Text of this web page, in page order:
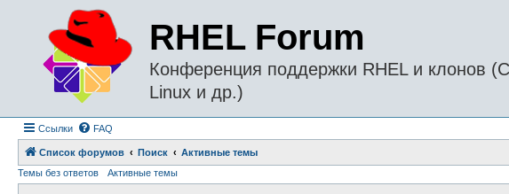
RHEL Forum
Конференция поддержки RHEL и клонов
Linux и др.)
Ссылки FAQ
Список форумов Поиск
Активные темы
Темы без ответов
Активные темы